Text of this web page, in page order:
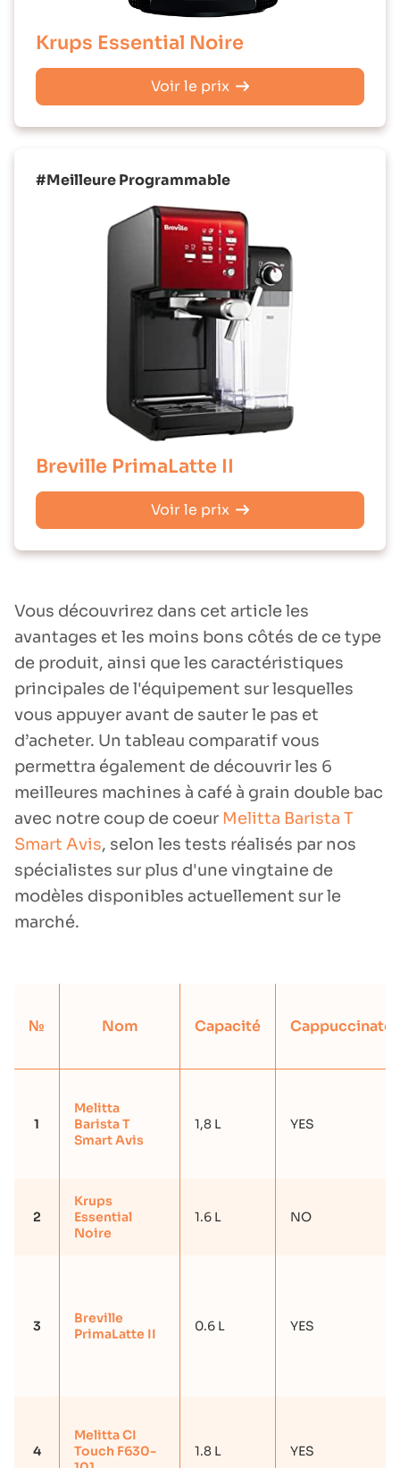
Krups Essential Noire
Voir le prix
#Meilleure Programmable
Breville PrimaLatte II
Voir le prix
Vous découvrirez dans cet article les
avantages et les moins bons côtés de ce type
de produit, ainsi que les caractéristiques
principales de l'équipement sur lesquelles
vous appuyer avant de sauter le pas et
d’acheter. Un tableau comparatif vous
permettra également de découvrir les 6
meilleures machines à café à grain double bac
avec notre coup de coeur Melitta Barista T
Smart Avis, selon les tests réalisés par nos
spécialistes sur plus d'une vingtaine de
modèles disponibles actuellement sur le
marché.
№ Nom Capacité
1
Melitta
Barista T
Smart Avis
1,8 L YES
2
Krups
Essential
Noire
1.6 L NO
3
Breville
PrimaLatte II
0.6 L YES
4
Melitta CI
Touch F630-
1.8 L YES